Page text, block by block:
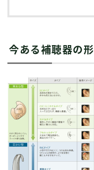
今ある補聴器の形